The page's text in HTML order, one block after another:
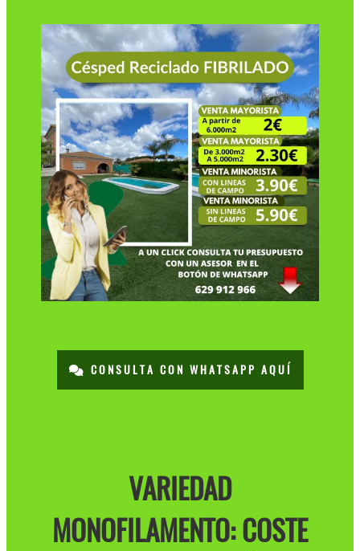
CONSULTA CON WHATSAPP AQUÍ
VARIEDAD
MONOFILAMENTO: COSTE